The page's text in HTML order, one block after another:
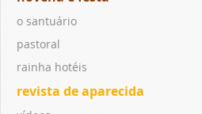
o santuário
pastoral
rainha hotéis
revista de aparecida